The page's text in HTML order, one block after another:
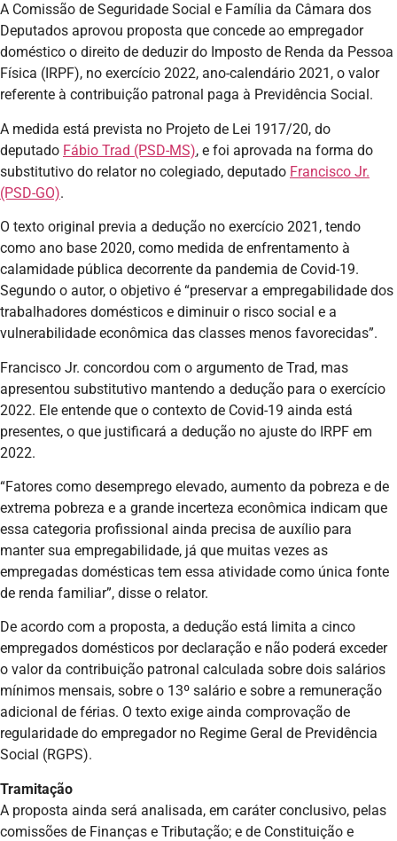
A Comissão de Seguridade Social e Família da Câmara dos
Deputados aprovou proposta que concede ao empregador
doméstico o direito de deduzir do Imposto de Renda da Pessoa
Física (IRPF), no exercício 2022, ano-calendário 2021, o valor
referente à contribuição patronal paga à Previdência Social.
A medida está prevista no Projeto de Lei 1917/20, do
deputado Fábio Trad (PSD-MS), e foi aprovada na forma do
substitutivo do relator no colegiado, deputado Francisco Jr.
(PSD-GO).
O texto original previa a dedução no exercício 2021, tendo
como ano base 2020, como medida de enfrentamento à
calamidade pública decorrente da pandemia de Covid-19.
Segundo o autor, o objetivo é “preservar a empregabilidade dos
trabalhadores domésticos e diminuir o risco social e a
vulnerabilidade econômica das classes menos favorecidas”.
Francisco Jr. concordou com o argumento de Trad, mas
apresentou substitutivo mantendo a dedução para o exercício
2022. Ele entende que o contexto de Covid-19 ainda está
presentes, o que justificará a dedução no ajuste do IRPF em
2022.
“Fatores como desemprego elevado, aumento da pobreza e de
extrema pobreza e a grande incerteza econômica indicam que
essa categoria profissional ainda precisa de auxílio para
manter sua empregabilidade, já que muitas vezes as
empregadas domésticas tem essa atividade como única fonte
de renda familiar”, disse o relator.
De acordo com a proposta, a dedução está limita a cinco
empregados domésticos por declaração e não poderá exceder
o valor da contribuição patronal calculada sobre dois salários
mínimos mensais, sobre o 13º salário e sobre a remuneração
adicional de férias. O texto exige ainda comprovação de
regularidade do empregador no Regime Geral de Previdência
Social (RGPS).
Tramitação
A proposta ainda será analisada, em caráter conclusivo, pelas
comissões de Finanças e Tributação; e de Constituição e